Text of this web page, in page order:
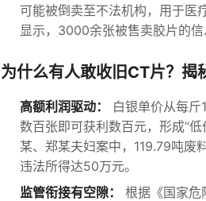
可能被倒卖至不法机构，用于
显示，3000余张被售卖胶片的
为什么有人敢收旧CT片？揭
高额利润驱动：
白银单价从每
数百张即可获利数百元，形成“
某、郑某夫妇案中，119.79吨废
违法所得达50万元。
监管衔接有空隙：
根据《国家危